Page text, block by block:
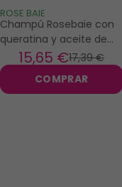
ROSE BAIE
Champú Rosebaie con
queratina y aceite de
ricino 500ml 17,39 €
15,65 €
COMPRAR